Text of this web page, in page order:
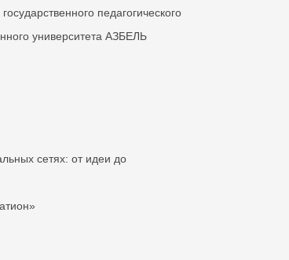
педагогического
университета АЗБЕЛЬ
сетях: от идеи до